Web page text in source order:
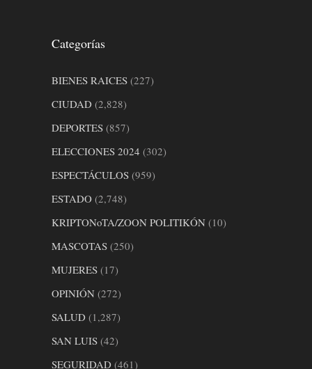
Categorías
BIENES RAICES (227)
CIUDAD (2,828)
DEPORTES (857)
ELECCIONES 2024 (302)
ESPECTÁCULOS (959)
ESTADO (2,748)
KRIPTONoTA/ZOON POLITIKÓN (10)
MASCOTAS (250)
MUJERES (17)
OPINIÓN (272)
SALUD (1,287)
SAN LUIS (42)
SEGURIDAD (461)